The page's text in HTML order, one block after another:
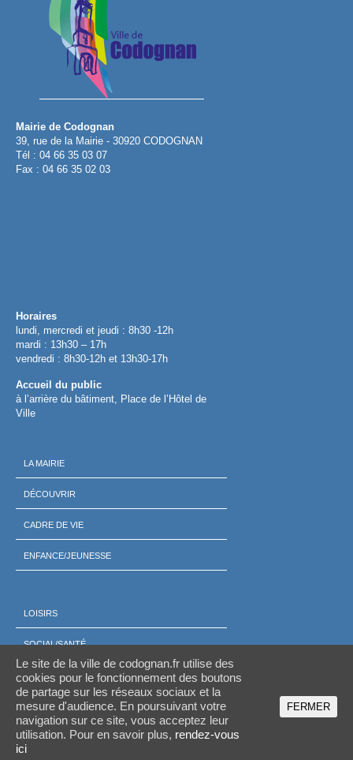
Mairie de Codognan
39, rue de la Mairie - 30920 CODOGNAN
Tél : 04 66 35 03 07
Fax : 04 66 35 02 03
Horaires
lundi, mercredi et jeudi : 8h30 -12h
mardi : 13h30 – 17h
vendredi : 8h30-12h et 13h30-17h
Accueil du public
à l’arrière du bâtiment, Place de l’Hôtel de
Ville
LA MAIRIE
DÉCOUVRIR
CADRE DE VIE
ENFANCE/JEUNESSE
LOISIRS
SOCIAL/SANTÉ
ÉCONOMIE
Mentions légales/Nous contacter/ Codognan © 2026
Le site de la ville de codognan.fr utilise des
cookies pour le fonctionnement des boutons
de partage sur les réseaux sociaux et la
mesure d'audience. En poursuivant votre
navigation sur ce site, vous acceptez leur
utilisation. Pour en savoir plus, rendez-vous
ici
FERMER